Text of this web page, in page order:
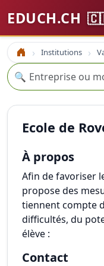
EDUCH.CH
Accueil Institutions
Recherche
🔍
Ecole de
À propos
Afin de favoriser
propose des
tiennent compte
difficultés, du
élève :
Contact